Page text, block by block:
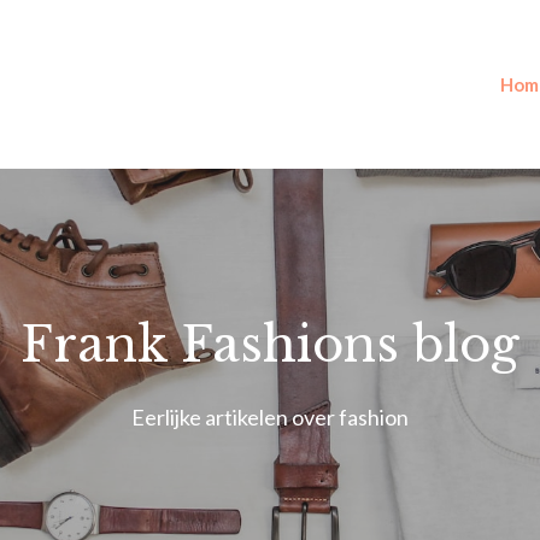
Frank Fashions blog
Eerlijke artikelen over fashion